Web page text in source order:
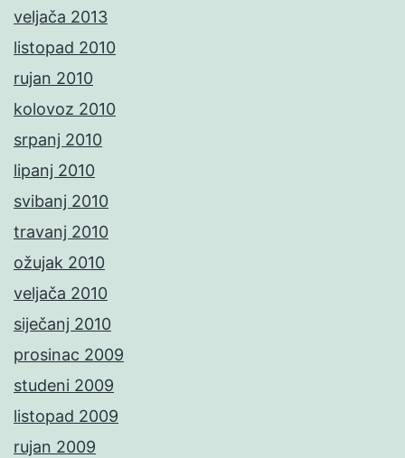
veljača 2013
listopad 2010
rujan 2010
kolovoz 2010
srpanj 2010
lipanj 2010
svibanj 2010
travanj 2010
ožujak 2010
veljača 2010
siječanj 2010
prosinac 2009
studeni 2009
listopad 2009
rujan 2009